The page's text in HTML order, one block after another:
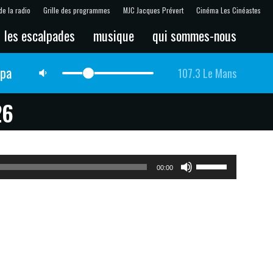
la radio Grille des programmes MJC Jacques Prévert Cinéma Les Cinéastes
les escalpades musique qui sommes-nous
107.3 Le Mans
00:00